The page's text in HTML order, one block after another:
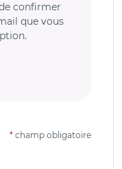
confirmer
que vous
* champ obligatoire